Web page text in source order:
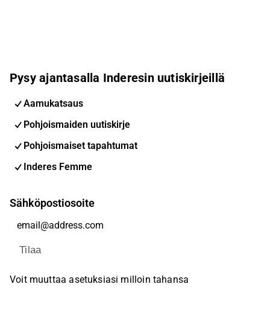
Pysy ajantasalla Inderesin uutiskirjeillä
Aamukatsaus
Pohjoismaiden uutiskirje
Pohjoismaiset tapahtumat
Inderes Femme
Sähköpostiosoite
Tilaa
Voit muuttaa asetuksiasi milloin tahansa